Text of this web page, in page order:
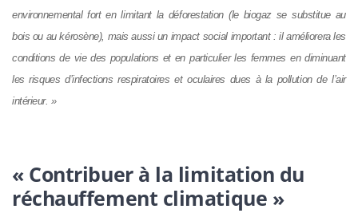
environnemental fort en limitant la déforestation (le biogaz se substitue au
bois ou au kérosène), mais aussi un impact social important : il améliorera les
conditions de vie des populations et en particulier les femmes en diminuant
les risques d’infections respiratoires et oculaires dues à la pollution de l’air
intérieur. »
« Contribuer à la limitation du
réchauffement climatique »